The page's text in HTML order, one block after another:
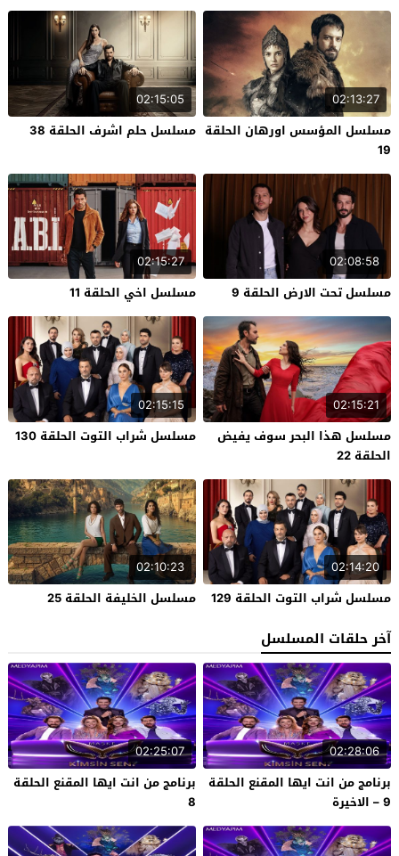
02:13:27
مسلسل المؤسس اورهان الحلقة
19
02:15:05
مسلسل حلم اشرف الحلقة 38
02:08:58
مسلسل تحت الارض الحلقة 9
02:15:27
مسلسل اخي الحلقة 11
02:15:21
مسلسل هذا البحر سوف يفيض
الحلقة 22
02:15:15
مسلسل شراب التوت الحلقة 130
02:14:20
مسلسل شراب التوت الحلقة 129
02:10:23
مسلسل الخليفة الحلقة 25
آخر حلقات المسلسل
02:28:06
برنامج من انت ايها المقنع الحلقة
9 – الاخيرة
02:25:07
برنامج من انت ايها المقنع الحلقة
8